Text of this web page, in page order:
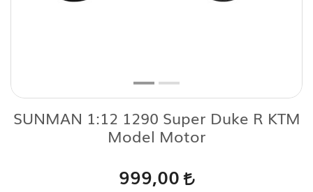
SUNMAN 1:12 1290 Super Duke R KTM
Model Motor
999,00